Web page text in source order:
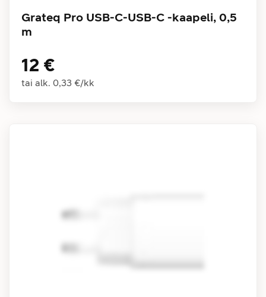
Grateq Pro USB-C-USB-C -kaapeli, 0,5
m
12 €
tai alk. 0,33 €/kk